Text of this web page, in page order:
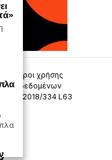
Όροι χρήσης
δεδομένων
(ΕΕ) 2018/334 L63